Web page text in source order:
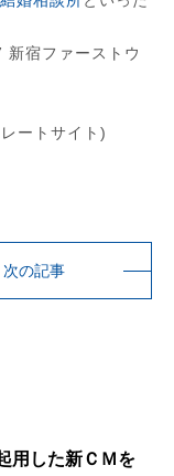
宿ファーストウ
ートサイト)
次の記事
用した新ＣＭを